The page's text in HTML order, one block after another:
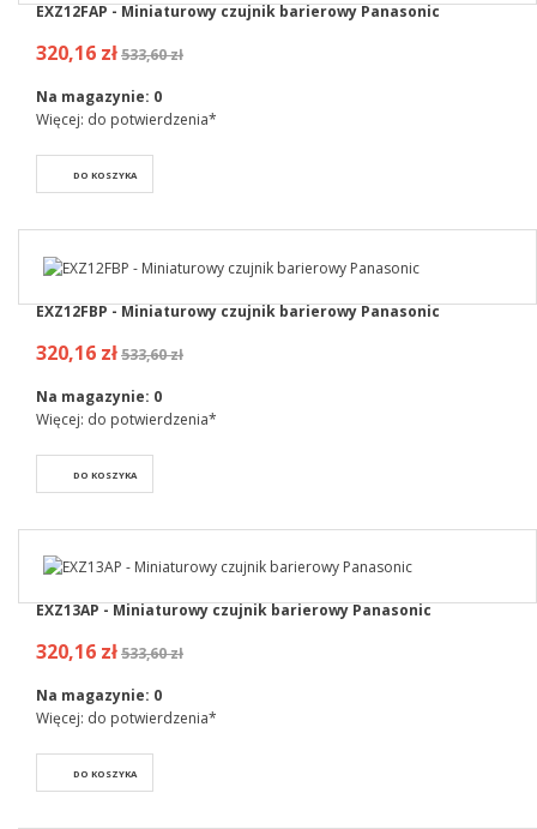
EXZ12FAP - Miniaturowy czujnik barierowy Panasonic
320,16 zł533,60 zł
Na magazynie: 0
Więcej: do potwierdzenia*
DO KOSZYKA
EXZ12FBP - Miniaturowy czujnik barierowy Panasonic
320,16 zł533,60 zł
Na magazynie: 0
Więcej: do potwierdzenia*
DO KOSZYKA
EXZ13AP - Miniaturowy czujnik barierowy Panasonic
320,16 zł533,60 zł
Na magazynie: 0
Więcej: do potwierdzenia*
DO KOSZYKA